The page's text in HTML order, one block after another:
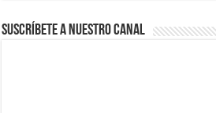
Suscríbete a nuestro canal